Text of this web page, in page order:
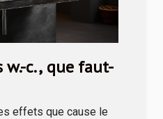
w.-c., que faut-
effets que cause le